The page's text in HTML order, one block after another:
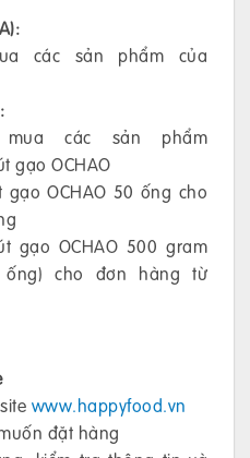
các sản phẩm của
các sản phẩm
gạo OCHAO
OCHAO 50 ống cho
gạo OCHAO 500 gram
cho đơn hàng từ
www.happyfood.vn
đặt hàng